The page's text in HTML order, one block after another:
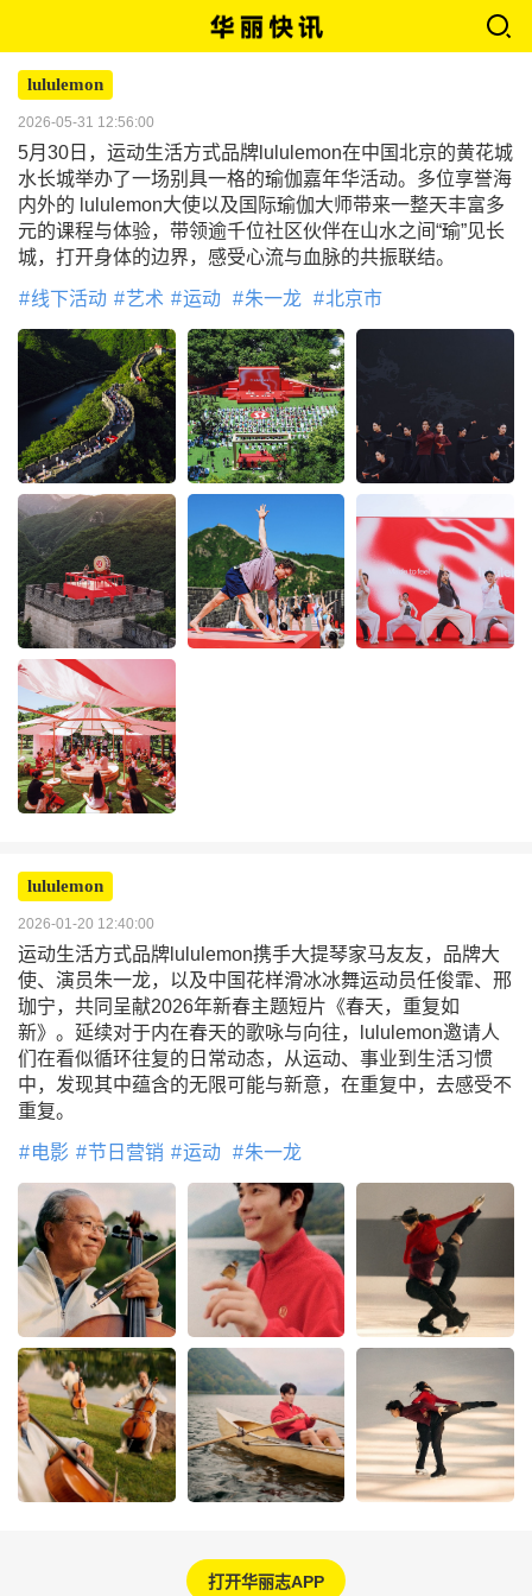
lululemon
2026-05-31 12:56:00
5月30日，运动生活方式品牌lululemon在中国北京的黄花城
水长城举办了一场别具一格的瑜伽嘉年华活动。多位享誉海
内外的 lululemon大使以及国际瑜伽大师带来一整天丰富多
元的课程与体验，带领逾千位社区伙伴在山水之间“瑜”见长
城，打开身体的边界，感受心流与血脉的共振联结。
线下活动 艺术 运动 朱一龙 北京市
lululemon
2026-01-20 12:40:00
运动生活方式品牌lululemon携手大提琴家马友友，品牌大
使、演员朱一龙，以及中国花样滑冰冰舞运动员任俊霏、邢
珈宁，共同呈献2026年新春主题短片《春天，重复如
新》。延续对于内在春天的歌咏与向往，lululemon邀请人
们在看似循环往复的日常动态，从运动、事业到生活习惯
中，发现其中蕴含的无限可能与新意，在重复中，去感受不
重复。
电影 节日营销 运动 朱一龙
打开华丽志APP